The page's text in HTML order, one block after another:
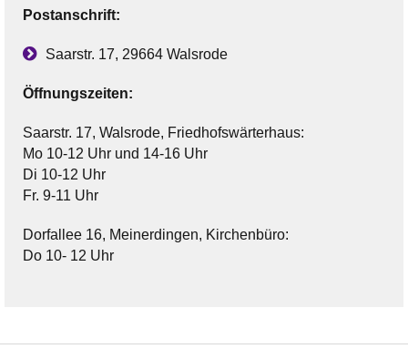
Postanschrift:
Saarstr. 17, 29664 Walsrode
Öffnungszeiten:
Saarstr. 17, Walsrode, Friedhofswärterhaus:
Mo 10-12 Uhr und 14-16 Uhr
Di 10-12 Uhr
Fr. 9-11 Uhr
Dorfallee 16, Meinerdingen, Kirchenbüro:
Do 10- 12 Uhr